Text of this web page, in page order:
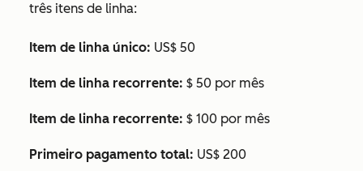
três itens de linha:
Item de linha único: US$ 50
Item de linha recorrente: $ 50 por mês
Item de linha recorrente: $ 100 por mês
Primeiro pagamento total: US$ 200